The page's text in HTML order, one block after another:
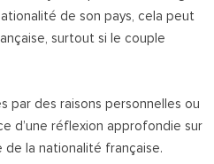
de son pays, cela peut
surtout si le couple
par des raisons personnelles ou
d’une réflexion approfondie sur
la nationalité française.